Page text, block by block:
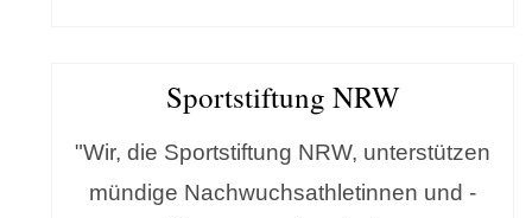
Sportstiftung NRW
"Wir, die Sportstiftung NRW, unterstützen
mündige Nachwuchsathletinnen und -